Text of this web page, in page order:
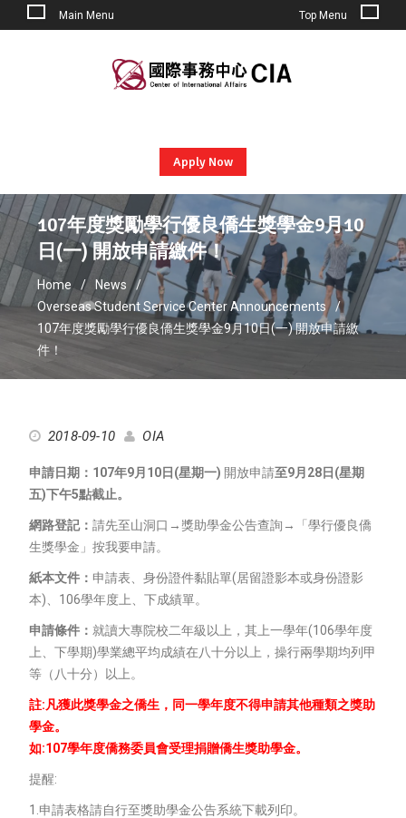
Main Menu Top Menu
Apply Now
107年度獎勵學行優良僑生獎學金9月10
日(一) 開放申請繳件！
Home
News
Overseas Student Service Center Announcements
107年度獎勵學行優良僑生獎學金9月10日(一) 開放申請繳
件！
2018-09-10 OIA
申請日期： 107年9月 10日 (星期一) 開放申請至9月 28日 (星期
五)下午5點截止。
網路登記： 請先至山洞口→獎助學金公告查詢→「學行優良僑
生獎學金」按我要申請。
紙本文件： 申請表、身份證件黏貼單(居留證影本或身份證影
本)、106學年度上、下成績單。
申請條件： 就讀大專院校二年級以上，其上一學年(106學年度
上、下學期)學業總平均成績在八十分以上，操行兩學期均列甲
等（八十分）以上。
註:凡獲此獎學金之僑生，同一學年度不得申請其他種類之獎助
學金。
如:107學年度僑務委員會受理捐贈僑生獎助學金。
提醒:
1.申請表格請自行至獎助學金公告系統下載列印。